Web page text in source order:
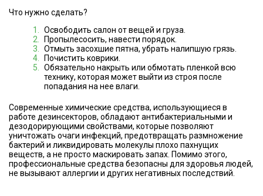
Что нужно сделать?
Освободить салон от вещей и груза.
Пропылесосить, навести порядок.
Отмыть засохшие пятна, убрать налипшую грязь.
Почистить коврики.
Обязательно накрыть или обмотать пленкой всю
технику, которая может выйти из строя после
попадания на нее влаги.
Современные химические средства, использующиеся в
работе дезинсекторов, обладают антибактериальными и
дезодорирующими свойствами, которые позволяют
уничтожать очаги инфекций, предотвращать размножение
бактерий и ликвидировать молекулы плохо пахнущих
веществ, а не просто маскировать запах. Помимо этого,
профессиональные средства безопасны для здоровья людей,
не вызывают аллергии и других негативных последствий.